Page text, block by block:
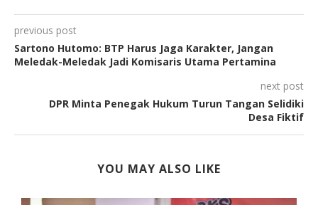
previous post
Sartono Hutomo: BTP Harus Jaga Karakter, Jangan
Meledak-Meledak Jadi Komisaris Utama Pertamina
next post
DPR Minta Penegak Hukum Turun Tangan Selidiki
Desa Fiktif
YOU MAY ALSO LIKE